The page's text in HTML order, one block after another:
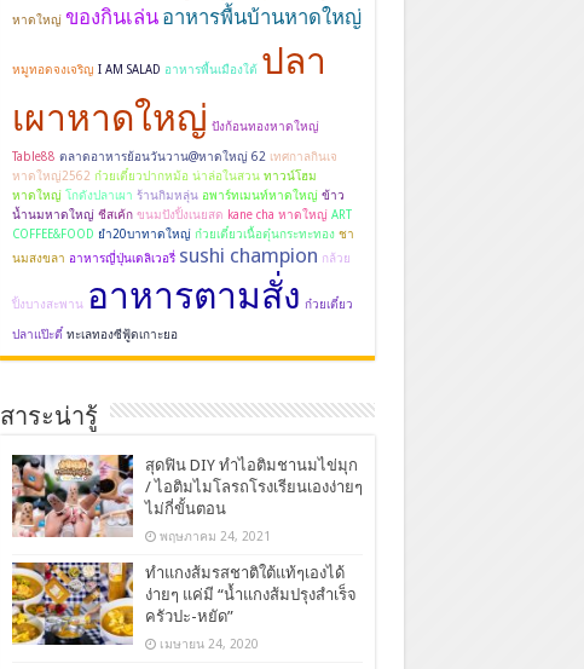
หาดใหญ่ ของกินเล่น อาหารพื้นบ้านหาดใหญ่
หมูทอดจงเจริญ I AM SALAD อาหารพื้นเมืองใต้ ปลา
เผาหาดใหญ่ ปังก้อนทองหาดใหญ่
Table88 ตลาดอาหารย้อนวันวาน@หาดใหญ่ 62 เทศกาลกินเจ
หาดใหญ่2562 ก๋วยเตี๋ยวปากหม้อ น่าล่อในสวน ทาวน์โฮม
หาดใหญ่ โกดังปลาเผา ร้านกิมหลุ่น อพาร์ทเมนท์หาดใหญ่ ข้าว
น้ำนมหาดใหญ่ ชีสเค้ก ขนมปังปิ้งเนยสด kane cha หาดใหญ่ ART
COFFEE&FOOD ยำ20บาทาดใหญ่ ก๋วยเตี๋ยวเนื้อตุ๋นกระทะทอง ชา
นมสงขลา อาหารญี่ปุ่นเดลิเวอรี่ sushi champion กล้วย
ปิ้งบางสะพาน อาหารตามสั่ง ก๋วยเตี๋ยว
ปลาแป๊ะตี๋ ทะเลทองซีฟู้ดเกาะยอ
สาระน่ารู้
สุดฟิน DIY ทำไอติมชานมไข่มุก
/ ไอติมไมโลรถโรงเรียนเองง่ายๆ
ไม่กี่ขั้นตอน
พฤษภาคม 24, 2021
ทำแกงส้มรสชาติใต้แท้ๆเองได้
ง่ายๆ แค่มี “น้ำแกงส้มปรุงสำเร็จ
ครัวปะ-หยัด”
เมษายน 24, 2020